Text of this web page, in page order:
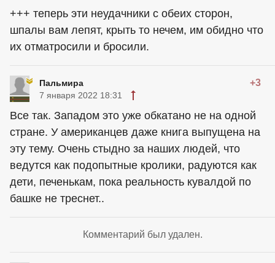
+++ теперь эти неудачники с обеих сторон,
шпалы вам лепят, крыть то нечем, им обидно что
их отматросили и бросили.
Пальмира +3
7 января 2022 18:31
Все так. Западом это уже обкатано не на одной
стране. У американцев даже книга выпущена на
эту тему. Очень стыдно за наших людей, что
ведутся как подопытные кролики, радуются как
дети, печенькам, пока реальность кувалдой по
башке не треснет..
Комментарий был удален.